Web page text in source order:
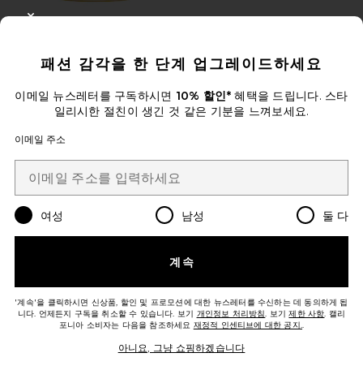
Belly & Body Oil
Pure Mama
$64
Favorite COCOFLOSS 플로스 세트
패션 감각을 한 단계 업그레이드하세요
이메일 뉴스레터를 구독하시면 10% 할인*혜택을 드립니다. 스타
일리시한 절친이 생긴 것 같은 기분을 느껴보세요.
이메일 주소
여성 남성 둘 다
계속
'계속'을 클릭하시면 신상품, 할인 및 프로모션에 대한 뉴스레터를 수신하는 데 동의하게 됩
니다. 언제든지 구독을 취소할 수 있습니다. 보기 개인정보 처리방침. 보기제한 사항. 캘리
포니아 소비자는 다음을 참조하세요 재정적 인센티브에 대한 공지..
아니요, 그냥 쇼핑하겠습니다